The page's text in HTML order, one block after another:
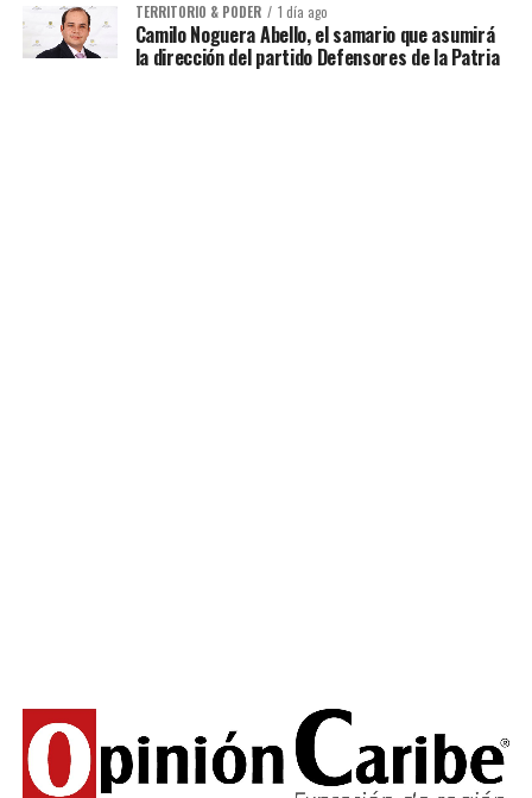
TERRITORIO & PODER 1 día ago
Camilo Noguera Abello, el samario que asumirá
la dirección del partido Defensores de la Patria